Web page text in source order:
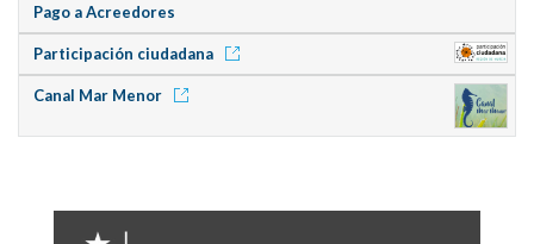
Pago a Acreedores
Participación ciudadana
Canal Mar Menor